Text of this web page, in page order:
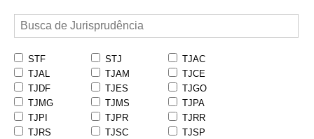
STF STJ
TJAC
TJAL
TJAM
TJCE
TJDF
TJES
TJGO
TJMG
TJMS
TJPA
TJPI
TJPR
TJRR
TJRS
TJSC
TJSP